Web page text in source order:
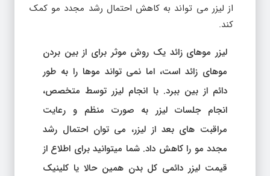
از لیزر می تواند به کاهش احتمال رشد مجدد مو کمک
کند.
لیزر موهای زائد یک روش موثر برای از بین بردن
موهای زائد است، اما نمی تواند موها را به طور
دائم از بین ببرد. با انجام لیزر توسط متخصص،
انجام جلسات لیزر به صورت منظم و رعایت
مراقبت های بعد از لیزر، می توان احتمال رشد
مجدد مو را کاهش داد. شما میتوانید برای اطلاع از
قیمت لیزر دائمی کل بدن همین حالا یا کلینیک